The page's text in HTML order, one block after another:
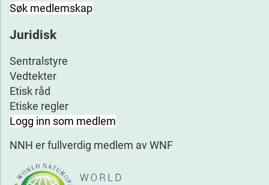
Søk medlemskap
Juridisk
Sentralstyre
Vedtekter
Etisk råd
Etiske regler
Logg inn som medlem
NNH er fullverdig medlem av WNF